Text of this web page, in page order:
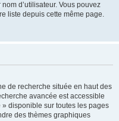
d’utilisateur. Vous pouvez
liste depuis cette même page.
de recherche située en haut des
avancée est accessible
disponible sur toutes les pages
des thèmes graphiques